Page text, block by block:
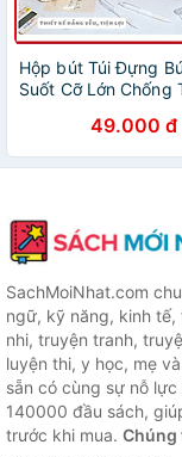
Hộp bút Túi Đựng
Suốt Cỡ Lớn Chống
/ Túi đựng đồ dùng
,túi du lịch Tặng
trang trí - Hàng
49.000 đ
SachMoiNhat.com
ngữ, kỹ năng, kinh
nhi, truyện tranh,
luyện thi, y học, mẹ
sẵn có cùng sự nỗ
140000 đầu sách,
trước khi mua. Chúng